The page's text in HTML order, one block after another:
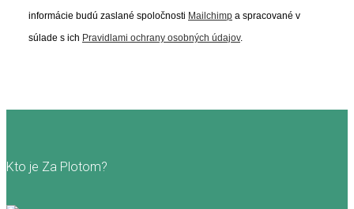
informácie budú zaslané spoločnosti Mailchimp a spracované v
súlade s ich Pravidlami ochrany osobných údajov.
Kto je Za Plotom?